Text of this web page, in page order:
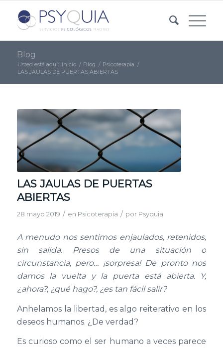
Blog
Usted está aquí: Inicio / Blog / Psicoterapia /
LAS JAULAS DE PUERTAS ABIERTAS
LAS JAULAS DE PUERTAS
ABIERTAS
28 mayo 2019 / en Psicoterapia / por Psyquia
A menudo nos sentimos enjaulados, retenidos,
sin salida. Presos de una situación o
circunstancia, pero… ¡sorpresa! De pronto nos
damos la vuelta y la puerta está abierta. Y,
¿ahora?, ¿qué hago?, ¿es tan fácil salir?
Anhelamos la libertad, es algo reiterativo en los
deseos humanos. ¿De verdad?
Es curioso como el ser humano a veces parece